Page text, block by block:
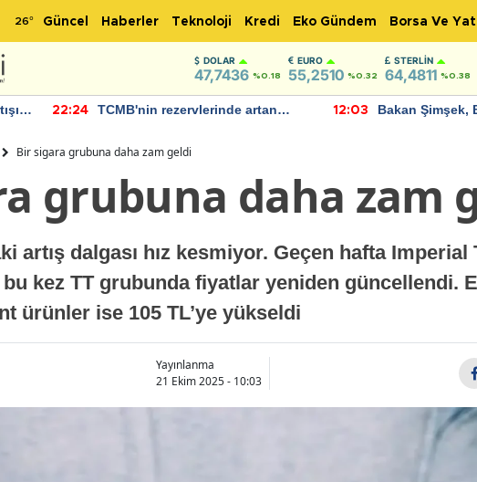
26° Güncel Haberler Teknoloji Kredi Eko Gündem Borsa Ve
DOLAR
47,7436 %0.18
EURO
55,2510 %0.32
STERLIN
64,4811 %0.38
22:24
TCMB'nin rezervlerinde artan
12:03
Bakan Şimşek,
Bir sigara grubuna daha zam geldi
grubuna daha zam
artış dalgası hız kesmiyor. Geçen hafta
bu kez TT grubunda fiyatlar yeniden güncellendi.
ürünler ise 105 TL’ye yükseldi
Yayınlanma
21 Ekim 2025 - 10:03